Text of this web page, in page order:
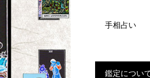
手相占い
鑑定につい